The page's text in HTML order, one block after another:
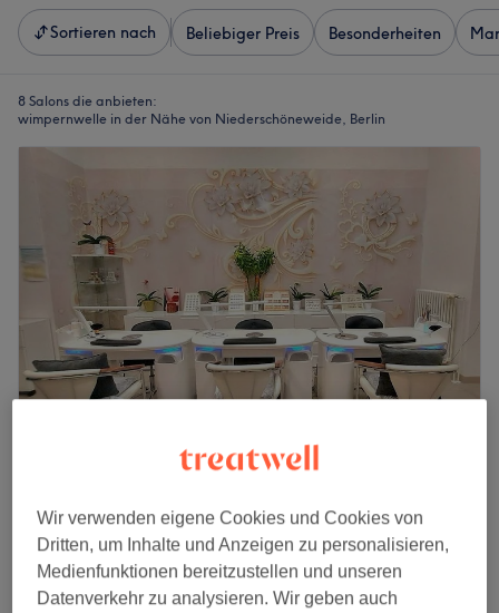
Sortieren nach Beliebiger Preis Besonderheiten
8 Salons die anbieten:
wimpernwelle in der Nähe von Niederschöneweide, Berlin
Bui Nails & More
Johannisthal, Berlin
Auf Karte anzeigen
Wimpernlifting
1 Std.
32 €
Schnellansicht Saloninfos
Wir verwenden eigene Cookies und Cookies von
Dritten, um Inhalte und Anzeigen zu personalisieren,
Medienfunktionen bereitzustellen und unseren
Datenverkehr zu analysieren. Wir geben auch